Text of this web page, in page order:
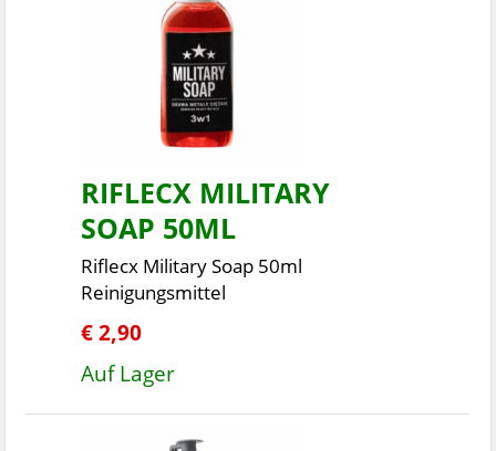
RIFLECX MILITARY
SOAP 50ML
Riflecx Military Soap 50ml
Reinigungsmittel
€ 2,90
Auf Lager